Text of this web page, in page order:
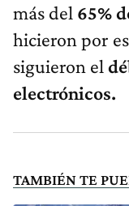
más del 65%
hicieron por
siguieron el
electrónicos.
TAMBIÉN TE